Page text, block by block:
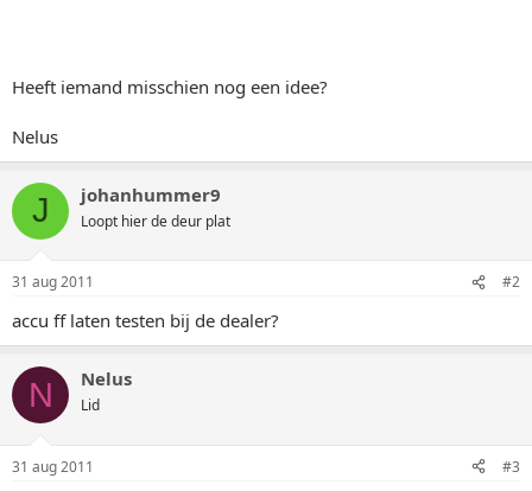
Heeft iemand misschien nog een idee?
Nelus
J johanhummer9
Loopt hier de deur plat
31 aug 2011 #2
accu ff laten testen bij de dealer?
N Nelus
Lid
31 aug 2011 #3